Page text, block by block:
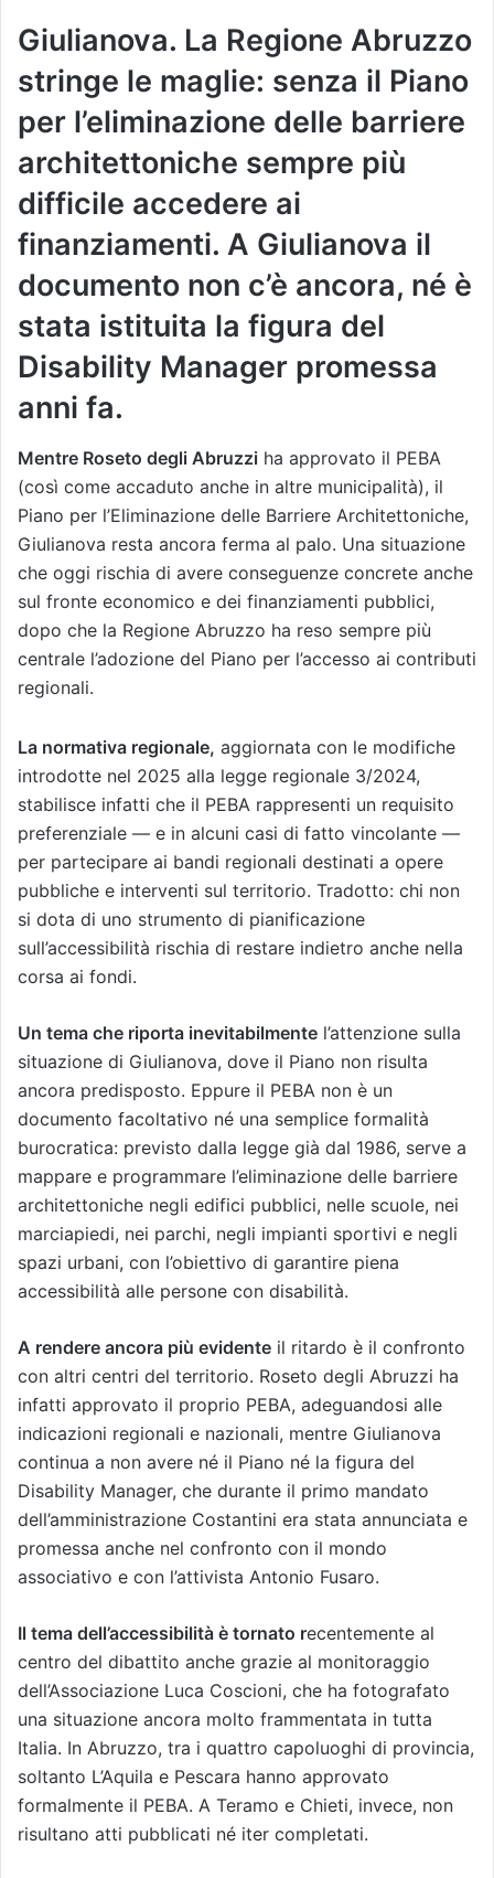
Giulianova. La Regione Abruzzo
stringe le maglie: senza il Piano
per l’eliminazione delle barriere
architettoniche sempre più
difficile accedere ai
finanziamenti. A Giulianova il
documento non c’è ancora, né è
stata istituita la figura del
Disability Manager promessa
anni fa.
Mentre Roseto degli Abruzzi ha approvato il PEBA
(così come accaduto anche in altre municipalità), il
Piano per l’Eliminazione delle Barriere Architettoniche,
Giulianova resta ancora ferma al palo. Una situazione
che oggi rischia di avere conseguenze concrete anche
sul fronte economico e dei finanziamenti pubblici,
dopo che la Regione Abruzzo ha reso sempre più
centrale l’adozione del Piano per l’accesso ai contributi
regionali.
La normativa regionale, aggiornata con le modifiche
introdotte nel 2025 alla legge regionale 3/2024,
stabilisce infatti che il PEBA rappresenti un requisito
preferenziale — e in alcuni casi di fatto vincolante —
per partecipare ai bandi regionali destinati a opere
pubbliche e interventi sul territorio. Tradotto: chi non
si dota di uno strumento di pianificazione
sull’accessibilità rischia di restare indietro anche nella
corsa ai fondi.
Un tema che riporta inevitabilmente l’attenzione sulla
situazione di Giulianova, dove il Piano non risulta
ancora predisposto. Eppure il PEBA non è un
documento facoltativo né una semplice formalità
burocratica: previsto dalla legge già dal 1986, serve a
mappare e programmare l’eliminazione delle barriere
architettoniche negli edifici pubblici, nelle scuole, nei
marciapiedi, nei parchi, negli impianti sportivi e negli
spazi urbani, con l’obiettivo di garantire piena
accessibilità alle persone con disabilità.
A rendere ancora più evidente il ritardo è il confronto
con altri centri del territorio. Roseto degli Abruzzi ha
infatti approvato il proprio PEBA, adeguandosi alle
indicazioni regionali e nazionali, mentre Giulianova
continua a non avere né il Piano né la figura del
Disability Manager, che durante il primo mandato
dell’amministrazione Costantini era stata annunciata e
promessa anche nel confronto con il mondo
associativo e con l’attivista Antonio Fusaro.
Il tema dell’accessibilità è tornato recentemente al
centro del dibattito anche grazie al monitoraggio
dell’Associazione Luca Coscioni, che ha fotografato
una situazione ancora molto frammentata in tutta
Italia. In Abruzzo, tra i quattro capoluoghi di provincia,
soltanto L’Aquila e Pescara hanno approvato
formalmente il PEBA. A Teramo e Chieti, invece, non
risultano atti pubblicati né iter completati.